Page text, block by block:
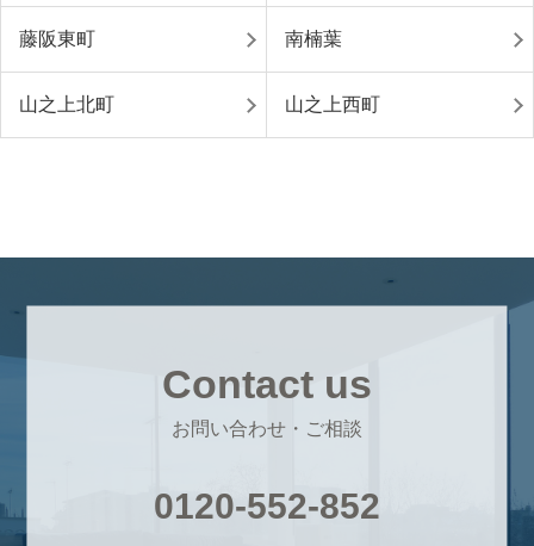
藤阪東町 南楠葉
山之上北町 山之上西町
Contact us
お問い合わせ・ご相談
0120-552-852